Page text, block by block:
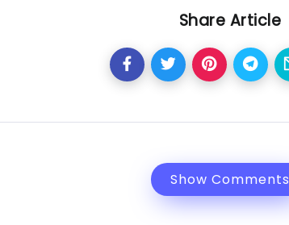
Share Article
Show Comments